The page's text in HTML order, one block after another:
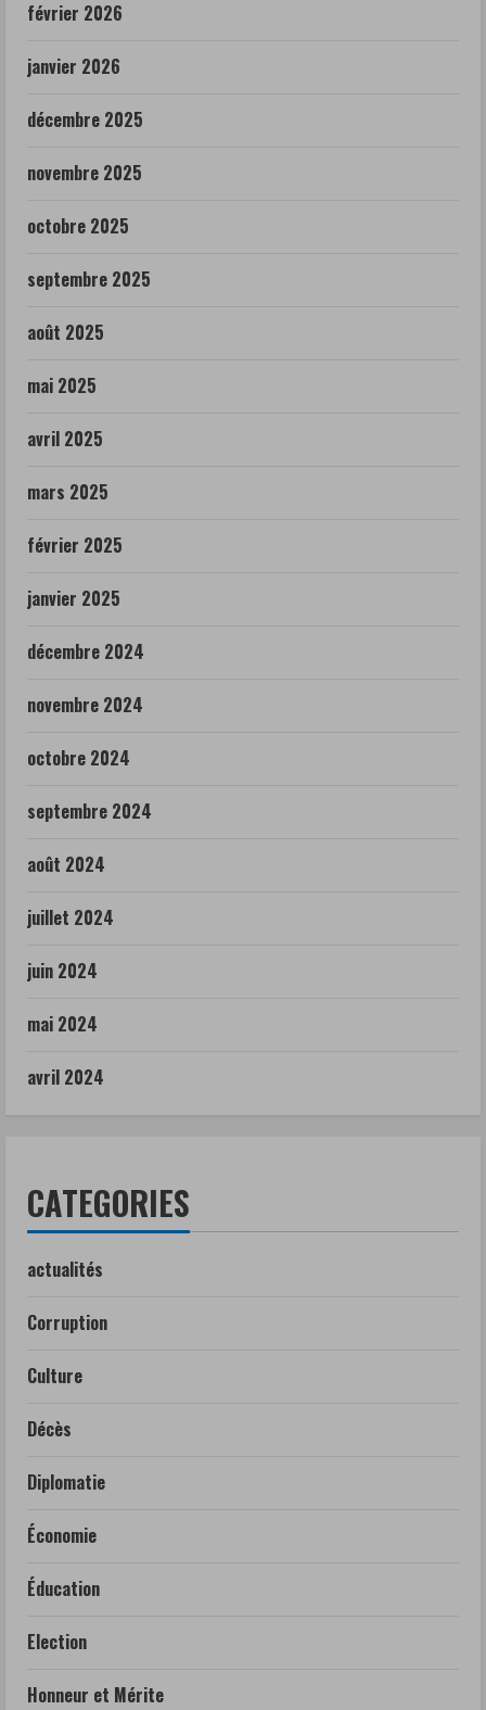
février 2026
janvier 2026
décembre 2025
novembre 2025
octobre 2025
septembre 2025
août 2025
mai 2025
avril 2025
mars 2025
février 2025
janvier 2025
décembre 2024
novembre 2024
octobre 2024
septembre 2024
août 2024
juillet 2024
juin 2024
mai 2024
avril 2024
CATEGORIES
actualités
Corruption
Culture
Décès
Diplomatie
Économie
Éducation
Election
Honneur et Mérite